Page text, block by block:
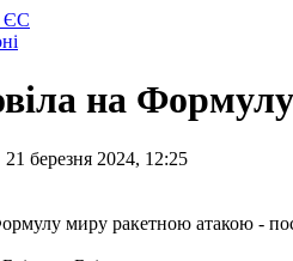
ЄС
на
березня 2024, 12:25